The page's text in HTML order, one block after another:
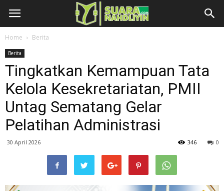
Home Berita
Berita
Tingkatkan Kemampuan Tata
Kelola Kesekretariatan, PMII
Untag Sematang Gelar
Pelatihan Administrasi
30 April 2026 0
346